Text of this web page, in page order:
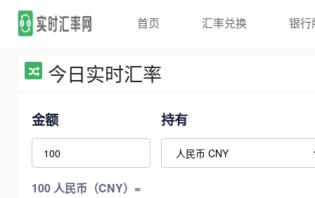
首页 汇率兑换 银行
今日实时汇率
金额 持有
100 人民币（CNY）=